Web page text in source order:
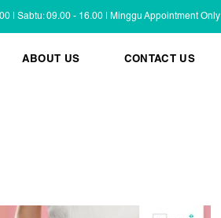
| Sabtu: 09.00 - 16.00 | Minggu Appointment Only
ABOUT US CONTACT US